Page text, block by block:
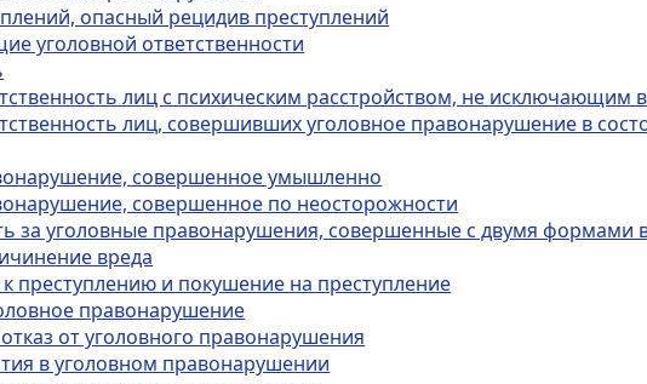
опасный рецидив преступлений
уголовной ответственности
лиц с психическим расстройством, не исключающим
лиц, совершивших уголовное правонарушение в
совершенное умышленно
совершенное по неосторожности
за уголовные правонарушения, совершенные с двумя формами
вреда
преступлению и покушение на преступление
правонарушение
от уголовного правонарушения
в уголовном правонарушении